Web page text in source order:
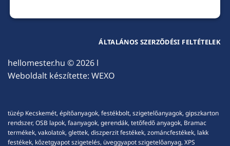
hellomester.hu © 2026 l
Weboldalt készítette: WEXO
ÁLTALÁNOS SZERZŐDÉSI FELTÉTELEK
tüzép Kecskemét, építőanyagok, festékbolt, szigetelőanyagok, gipszkarton
rendszer, OSB lapok, faanyagok, gerendák, tetőfedő anyagok, Bramac
termékek, vakolatok, glettek, diszperzit festékek, zománcfestékek, lakk
festékek, kőzetgyapot szigetelés, üveggyapot szigetelőanyag, XPS